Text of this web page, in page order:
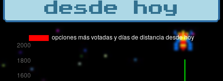
desde hoy